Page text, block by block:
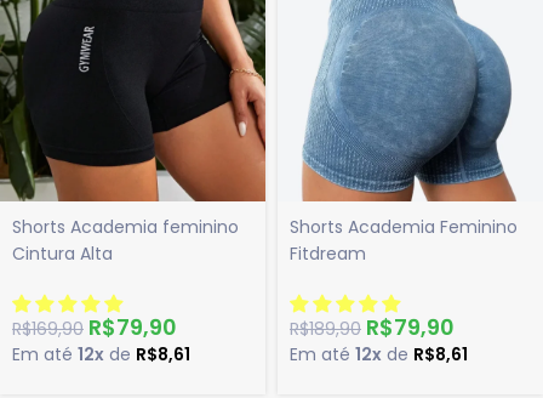
Shorts Academia feminino
Cintura Alta
R$169,90 R$79,90
Em até 12x de R$8,61
Shorts Academia Feminino
Fitdream
R$189,90 R$79,90
Em até 12x de R$8,61